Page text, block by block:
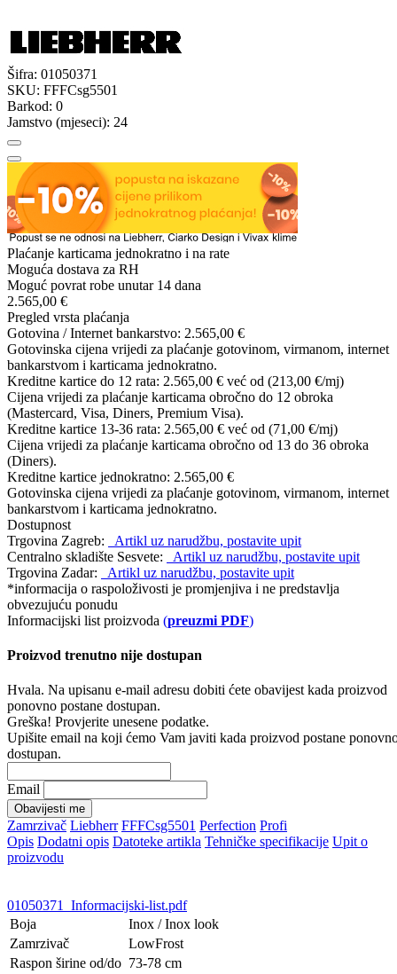
Šifra: 01050371
SKU: FFFCsg5501
Barkod: 0
Jamstvo (mjeseci): 24
Plaćanje karticama jednokratno i na rate
Moguća dostava za RH
Moguć povrat robe unutar 14 dana
2.565,00 €
Pregled vrsta plaćanja
Gotovina / Internet bankarstvo: 2.565,00 €
Gotovinska cijena vrijedi za plaćanje gotovinom, virmanom, internet
bankarstvom i karticama jednokratno.
Kreditne kartice do 12 rata: 2.565,00 € već od (213,00 €/mj)
Cijena vrijedi za plaćanje karticama obročno do 12 obroka
(Mastercard, Visa, Diners, Premium Visa).
Kreditne kartice 13-36 rata: 2.565,00 € već od (71,00 €/mj)
Cijena vrijedi za plaćanje karticama obročno od 13 do 36 obroka
(Diners).
Kreditne kartice jednokratno: 2.565,00 €
Gotovinska cijena vrijedi za plaćanje gotovinom, virmanom, internet
bankarstvom i karticama jednokratno.
Dostupnost
Trgovina Zagreb:
Artikl uz narudžbu, postavite upit
Centralno skladište Sesvete:
Artikl uz narudžbu, postavite upit
Trgovina Zadar:
Artikl uz narudžbu, postavite upit
*informacija o raspoloživosti je promjenjiva i ne predstavlja
obvezujuću ponudu
Informacijski list proizvoda (preuzmi PDF)
Proizvod trenutno nije dostupan
Hvala. Na upisanu e-mail adresu dobiti ćete obavijest kada proizvod
ponovno postane dostupan.
Greška! Provjerite unesene podatke.
Upišite email na koji ćemo Vam javiti kada proizvod postane
dostupan.
Email
Obavijesti me
Zamrzivač Liebherr FFFCsg5501 Perfection Profi
Opis Dodatni opis Datoteke artikla Tehničke specifikacije Upit o
proizvodu
01050371_Informacijski-list.pdf
Boja
Inox / Inox look
Zamrzivač
LowFrost
Raspon širine od/do 73-78 cm